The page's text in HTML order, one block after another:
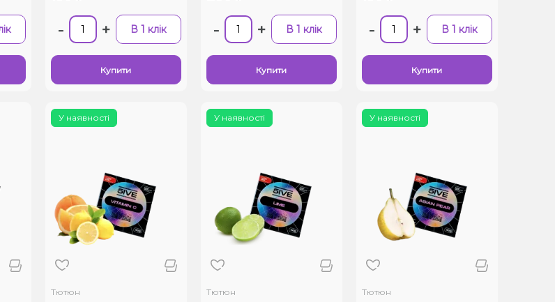
- + В 1 клік
Купити
- + В 1 клік
Купити
- + В 1 клік
Купити
У наявності
Тютюн
У наявності
Тютюн
У наявності
Тютюн